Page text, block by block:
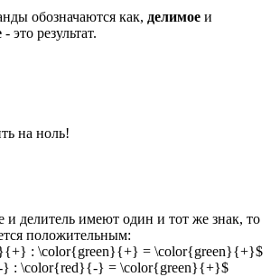
обозначаются как, делимое и
- это результат.
на ноль!
и делитель имеют один и тот же знак, то
положительным:
: \color{green}{+} = \color{green}{+}$
: \color{red}{-} = \color{green}{+}$